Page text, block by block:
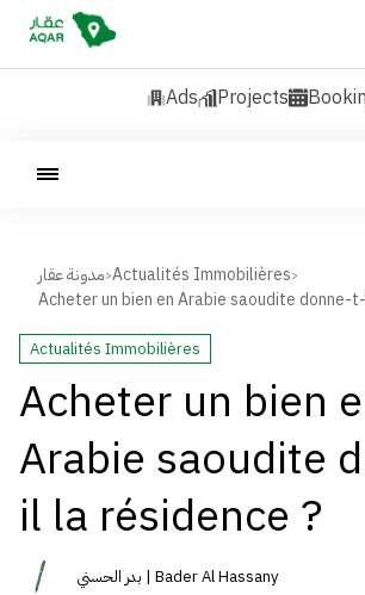
Ads Projects
مدونة عقار>Actualités Immobilières>
Acheter un bien en Arabie saoudite donne-
Actualités Immobilières
Acheter un bien
Arabie saoudite
il la résidence ?
بدر الحسني | Bader Al Hassany